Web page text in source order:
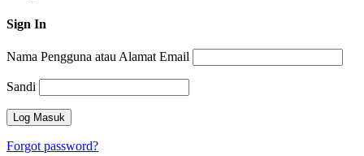
Sign In
Nama Pengguna atau Alamat Email
Sandi
Forgot password?